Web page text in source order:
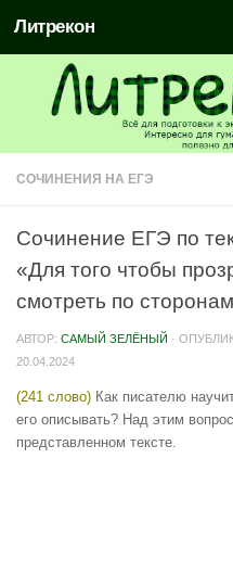
Литрекон
СОЧИНЕНИЯ НА ЕГЭ
Сочинение ЕГЭ по
«Для того чтобы
смотреть по
АВТОР: САМЫЙ ЗЕЛЁНЫЙ ·
20.04.2024
(241 слово) Как писателю
его описывать? Над этим
представленном тексте.